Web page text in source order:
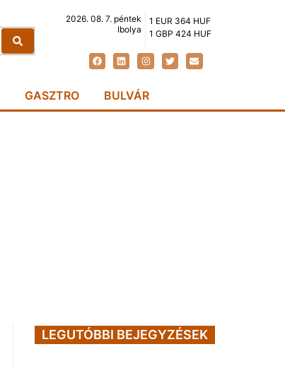
2026. 08. 7. péntek
Ibolya
1 EUR 364 HUF
1 GBP 424 HUF
GASZTRO BULVÁR
LEGUTÓBBI BEJEGYZÉSEK